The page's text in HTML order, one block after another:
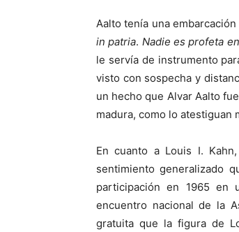
Aalto tenía una
in patria. Nadie es profeta
le servía de instrumento
visto con sospecha y
un hecho que Alvar Aalto
madura, como lo atestiguan
En cuanto a Louis I.
sentimiento generalizado
participación en 1965 en
encuentro nacional de la
gratuita que la figura de